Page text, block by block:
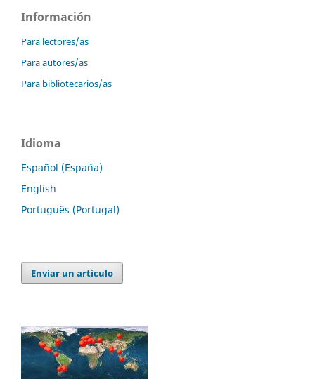
Información
Para lectores/as
Para autores/as
Para bibliotecarios/as
Idioma
Español (España)
English
Português (Portugal)
Enviar un artículo